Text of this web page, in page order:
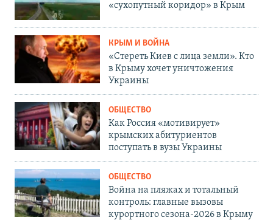
«сухопутный коридор» в Крым
КРЫМ И ВОЙНА
«Стереть Киев с лица земли». Кто
в Крыму хочет уничтожения
Украины
ОБЩЕСТВО
Как Россия «мотивирует»
крымских абитуриентов
поступать в вузы Украины
ОБЩЕСТВО
Война на пляжах и тотальный
контроль: главные вызовы
курортного сезона-2026 в Крыму